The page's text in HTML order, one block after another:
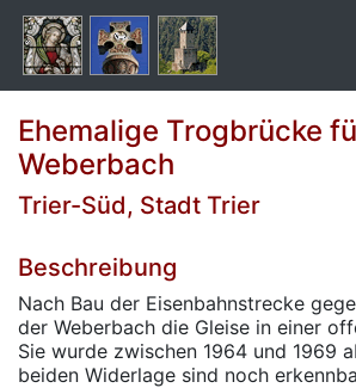
Ehemalige Trogbrücke
Weberbach
Trier-Süd, Stadt Trier
Beschreibung
Nach Bau der Eisenbahnstrecke
der Weberbach die Gleise in einer
Sie wurde zwischen 1964 und 1969
beiden Widerlage sind noch